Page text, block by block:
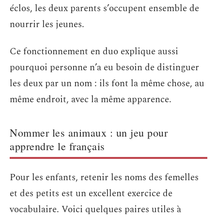
éclos, les deux parents s’occupent ensemble de
nourrir les jeunes.
Ce fonctionnement en duo explique aussi
pourquoi personne n’a eu besoin de distinguer
les deux par un nom : ils font la même chose, au
même endroit, avec la même apparence.
Nommer les animaux : un jeu pour
apprendre le français
Pour les enfants, retenir les noms des femelles
et des petits est un excellent exercice de
vocabulaire. Voici quelques paires utiles à